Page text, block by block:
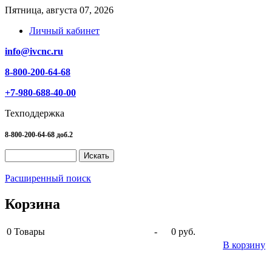
Пятница, августа 07, 2026
Личный кабинет
info@ivcnc.ru
8-800-200-64-68
+7-980-688-40-00
Техподдержка
8-800-200-64-68 доб.2
Расширенный поиск
Корзина
0 Товары -
0 руб.
В корзину